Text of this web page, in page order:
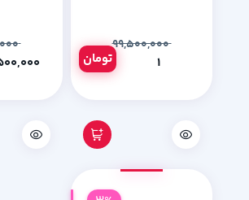
۹۹,۵۰۰,۰۰۰
تومان
۷۹,۲۰۰,۰۰۰